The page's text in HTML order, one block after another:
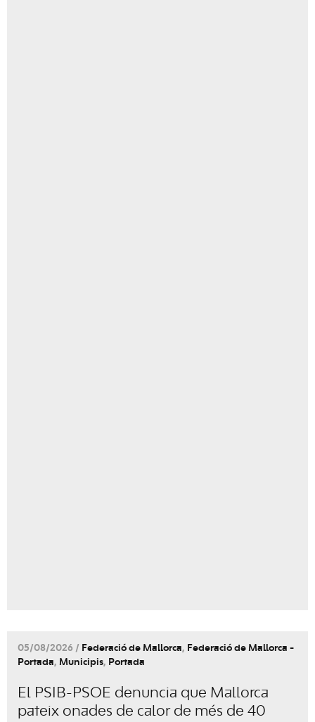
05/08/2026 / Federació de Mallorca, Federació de Mallorca -
Portada, Municipis, Portada
El PSIB-PSOE denuncia que Mallorca
pateix onades de calor de més de 40